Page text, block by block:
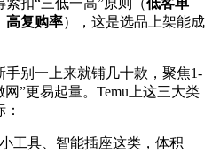
扣“三低一高”原则（低客单
高复购率），这是选品上架能成
手别一上来就铺几十款，聚焦1-
”更易起量。Temu上这三大类
工具、智能插座这类，体积